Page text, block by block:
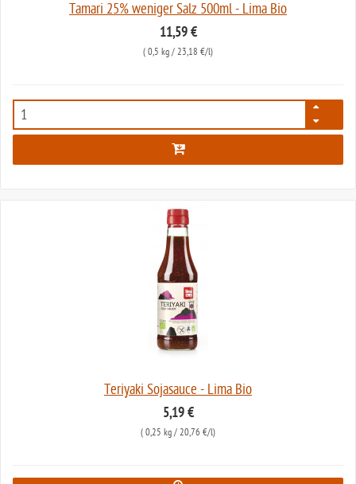
Tamari 25% weniger Salz 500ml - Lima Bio
11,59 €
( 0,5 kg / 23,18 €/l)
238
Teriyaki Sojasauce - Lima Bio
5,19 €
( 0,25 kg / 20,76 €/l)